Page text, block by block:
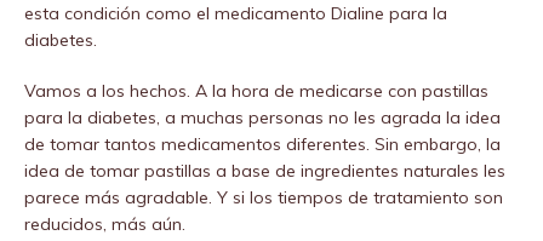
esta condición como el medicamento Dialine para la
diabetes.
Vamos a los hechos. A la hora de medicarse con pastillas
para la diabetes, a muchas personas no les agrada la idea
de tomar tantos medicamentos diferentes. Sin embargo, la
idea de tomar pastillas a base de ingredientes naturales les
parece más agradable. Y si los tiempos de tratamiento son
reducidos, más aún.